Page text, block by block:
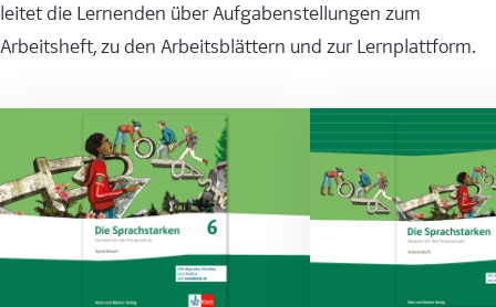
leitet die Lernenden über Aufgabenstellungen zum
Arbeitsheft, zu den Arbeitsblättern und zur Lernplattform.